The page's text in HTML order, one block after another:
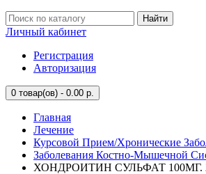
Найти
Личный кабинет
Регистрация
Авторизация
0 товар(ов) - 0.00 р.
Главная
Лечение
Курсовой Прием/Хронические
Заболевания Костно-Мышечной
ХОНДРОИТИН СУЛЬФАТ